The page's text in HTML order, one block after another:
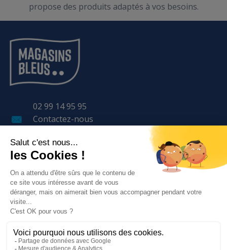
propose des produits adaptés à vos besoins.
LE GROUPE
NOS SERVICES
BESOIN D'AIDE ?
02 99 14 95 95
Contactez-nous
BP 57 401
35 170 BRUZ